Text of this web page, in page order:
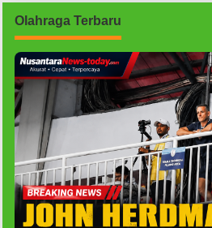
Olahraga Terbaru